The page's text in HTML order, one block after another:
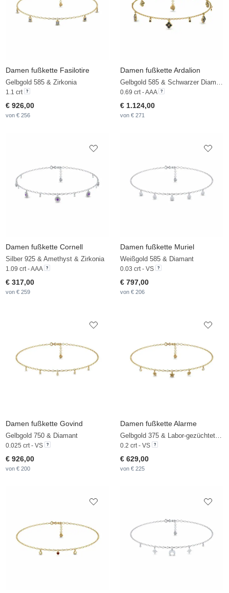
Damen fußkette Fasilotire
Gelbgold 585 & Zirkonia
1.1 crt
€ 926,00
von € 256
Damen fußkette Ardalion
0.69 crt - AAA
€ 1.124,00
von € 271
Damen fußkette Cornell
Silber 925 & Amethyst & Zirkonia
1.09 crt - AAA
€ 317,00
von € 259
Damen fußkette Muriel
Weißgold 585 & Diamant
0.03 crt - VS
€ 797,00
von € 206
Damen fußkette Govind
Gelbgold 750 & Diamant
0.025 crt - VS
€ 926,00
von € 200
Damen fußkette Alarme
0.2 crt - VS
€ 629,00
von € 225